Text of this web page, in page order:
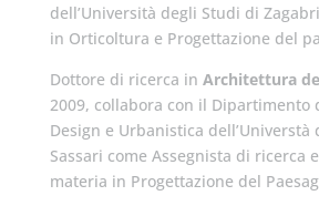
dell’Università degli Studi di
in Orticoltura e Progettazione del
Dottore di ricerca in Architettura
2009, collabora con il Dipartimento
Design e Urbanistica dell’Universtà
Sassari come Assegnista di ricerca
materia in Progettazione del